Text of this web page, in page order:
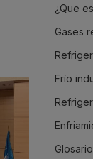
¿Que
Gases
Frío